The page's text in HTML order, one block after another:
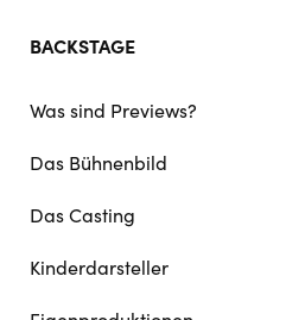
BACKSTAGE
Was sind Previews?
Das Bühnenbild
Das Casting
Kinderdarsteller